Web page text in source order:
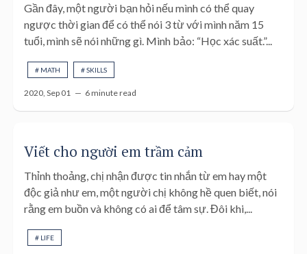
Gần đây, một người bạn hỏi nếu mình có thể quay
ngược thời gian để có thể nói 3 từ với mình năm 15
tuổi, mình sẽ nói những gì. Mình bảo: “Học xác suất.”...
# MATH # SKILLS
2020, Sep 01 — 6 minute read
Viết cho người em trầm cảm
Thỉnh thoảng, chị nhận được tin nhắn từ em hay một
độc giả như em, một người chị không hề quen biết, nói
rằng em buồn và không có ai để tâm sự. Đôi khi,...
# LIFE